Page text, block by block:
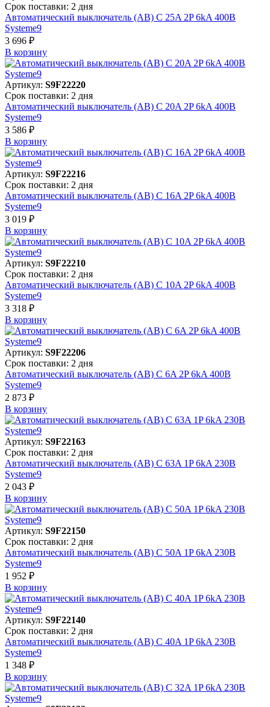
Срок поставки: 2 дня
Автоматический выключатель (АВ) C 25A 2P 6kA 400В
Systeme9
3 696 ₽
В корзинy
Артикул: S9F22220
Срок поставки: 2 дня
Автоматический выключатель (АВ) C 20A 2P 6kA 400В
Systeme9
3 586 ₽
В корзинy
Артикул: S9F22216
Срок поставки: 2 дня
Автоматический выключатель (АВ) C 16A 2P 6kA 400В
Systeme9
3 019 ₽
В корзинy
Артикул: S9F22210
Срок поставки: 2 дня
Автоматический выключатель (АВ) C 10A 2P 6kA 400В
Systeme9
3 318 ₽
В корзинy
Артикул: S9F22206
Срок поставки: 2 дня
Автоматический выключатель (АВ) C 6A 2P 6kA 400В
Systeme9
2 873 ₽
В корзинy
Артикул: S9F22163
Срок поставки: 2 дня
Автоматический выключатель (АВ) C 63A 1P 6kA 230В
Systeme9
2 043 ₽
В корзинy
Артикул: S9F22150
Срок поставки: 2 дня
Автоматический выключатель (АВ) C 50A 1P 6kA 230В
Systeme9
1 952 ₽
В корзинy
Артикул: S9F22140
Срок поставки: 2 дня
Автоматический выключатель (АВ) C 40A 1P 6kA 230В
Systeme9
1 348 ₽
В корзинy